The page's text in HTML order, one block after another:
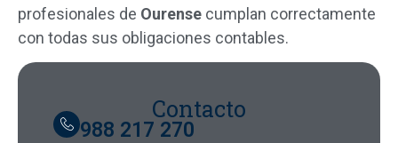
profesionales de Ourense cumplan correctamente
con todas sus obligaciones contables.
Contacto
988 217 270